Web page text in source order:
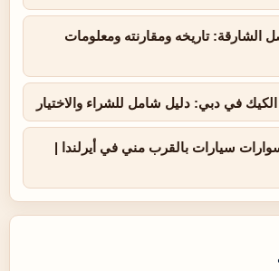
تاريخه ومقارنته ومعلومات
في دبي: دليل شامل للشراء والاختيار
سيارات بالقرب مني في أيرلندا |